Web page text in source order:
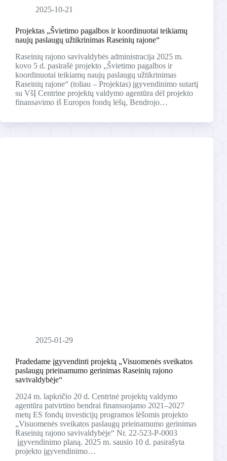
2025-10-21
Projektas „Švietimo pagalbos ir koordinuotai teikiamų
naujų paslaugų užtikrinimas Raseinių rajone“
Raseinių rajono savivaldybės administracija 2025 m.
kovo 5 d. pasirašė projekto „Švietimo pagalbos ir
koordinuotai teikiamų naujų paslaugų užtikrinimas
Raseinių rajone“ (toliau – Projektas) įgyvendinimo sutartį
su VšĮ Centrine projektų valdymo agentūra dėl projekto
finansavimo iš Europos fondų lėšų, Bendrojo…
2025-01-29
Pradedame įgyvendinti projektą „Visuomenės sveikatos
paslaugų prieinamumo gerinimas Raseinių rajono
savivaldybėje“
2024 m. lapkričio 20 d. Centrinė projektų valdymo
agentūra patvirtino bendrai finansuojamo 2021–2027
metų ES fondų investicijų programos lėšomis projekto
„Visuomenės sveikatos paslaugų prieinamumo gerinimas
Raseinių rajono savivaldybėje“ Nr. 22-523-P-0003
įgyvendinimo planą. 2025 m. sausio 10 d. pasirašyta
projekto įgyvendinimo…